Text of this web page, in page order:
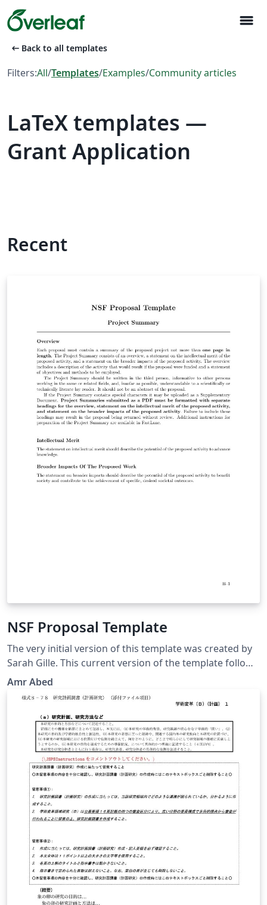
menu
arrow_left_alt Back to all templates
Filters:All/Templates/Examples/Community articles
LaTeX templates —
Grant Application
Recent
NSF Proposal Template
The very initial version of this template was created by
Sarah Gille. This current version of the template follows
the guidelines in NSF GPG 15-1. It is your responsibility
current NSF GPG and your program solicitation. Good
Amr Abed